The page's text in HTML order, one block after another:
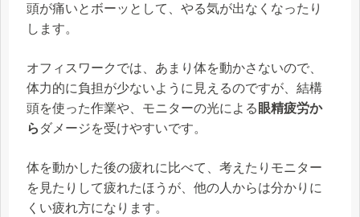
頭が痛いとボーッとして、やる気が出なくなったり
します。
オフィスワークでは、あまり体を動かさないので、
体力的に負担が少ないように見えるのですが、結構
頭を使った作業や、モニターの光による 眼精疲労か
ら ダメージを受けやすいです。
体を動かした後の疲れに比べて、考えたりモニター
を見たりして疲れたほうが、他の人からは分かりに
くい疲れ方になります。